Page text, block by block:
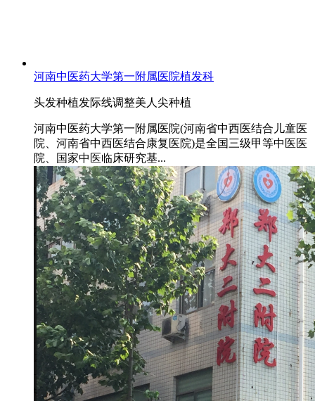
河南中医药大学第一附属医院植发科
头发种植发际线调整美人尖种植
河南中医药大学第一附属医院(河南省中西医结合儿童医
院、河南省中西医结合康复医院)是全国三级甲等中医医
院、国家中医临床研究基...